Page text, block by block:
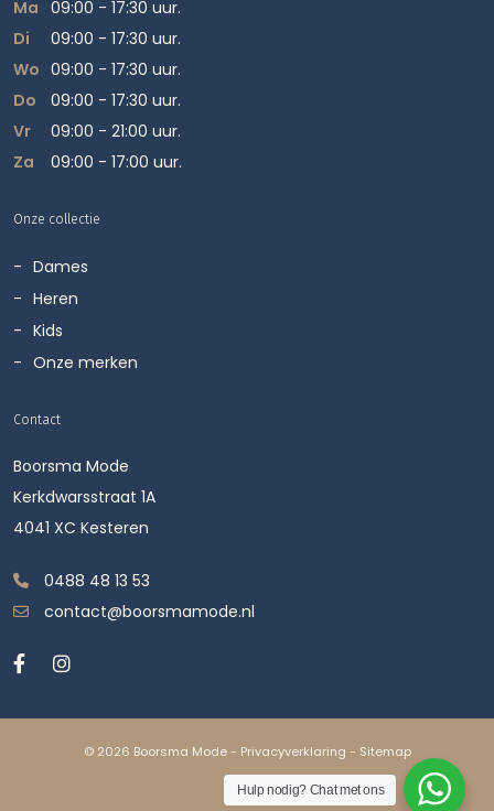
Ma 09:00 - 17:30 uur.
Di
09:00 - 17:30 uur.
Wo 09:00 - 17:30 uur.
Do
09:00 - 17:30 uur.
Vr
09:00 - 21:00 uur.
Za
09:00 - 17:00 uur.
Onze collectie
Dames
Heren
Kids
Onze merken
Contact
Boorsma Mode
Kerkdwarsstraat 1A
4041 XC Kesteren
0488 48 13 53
contact@boorsmamode.nl
© 2026 Boorsma Mode - Privacyverklaring - Sitemap
Hulp nodig? Chat met ons